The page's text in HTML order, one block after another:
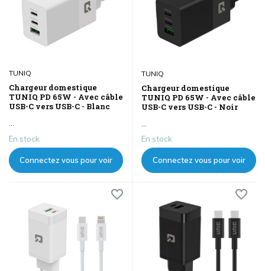
TUNIQ
Chargeur domestique
TUNIQ PD 65W - Avec câble
USB-C vers USB-C - Blanc
En stock
Connectez vous pour voir
TUNIQ
Chargeur domestique
TUNIQ PD 65W - Avec câble
USB-C vers USB-C - Noir
En stock
Connectez vous pour voir